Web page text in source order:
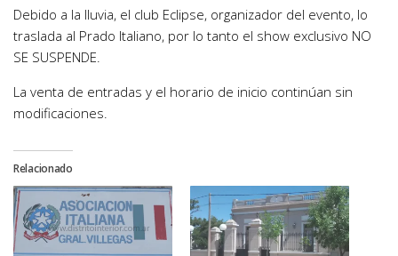
Debido a la lluvia, el club Eclipse, organizador del evento, lo
traslada al Prado Italiano, por lo tanto el show exclusivo NO
SE SUSPENDE.
La venta de entradas y el horario de inicio continúan sin
modificaciones.
Relacionado